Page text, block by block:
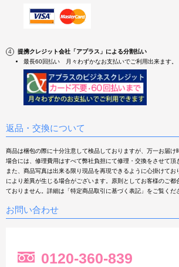
提携クレジット会社「アプラス」による分割払い
最長60回払い 月々わずかなお支払いでご利用出来ます。
返品・交換について
商品は梱包の際に十分注意して検品しておりますが、万一お届け
場合には、修理費用はすべて弊社負担にて修理・交換をさせて頂
また、商品写真は出来る限り現品を再現できるように心掛けてお
により差異が生じる場合がございます。原則としてお客様のご都
ておりません。詳細は「特定商品取引に基づく表記」をご覧くだ
お問い合わせ
0120-360-839